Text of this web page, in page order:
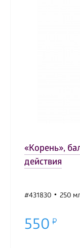
«Корень»,
действия
#431830 250
550